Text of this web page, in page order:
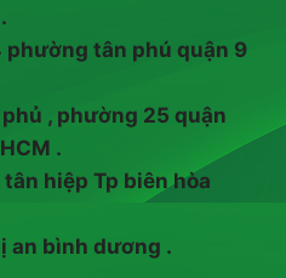
tân phú quận 9
, phường 25 quận
.
hiệp Tp biên hòa
an bình dương .